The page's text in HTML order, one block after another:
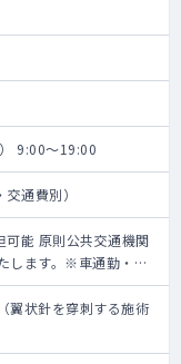
9:00～19:00
通費別）
可能 原則公共交通機関
します。※車通勤・タ
翼状針を穿刺する施術